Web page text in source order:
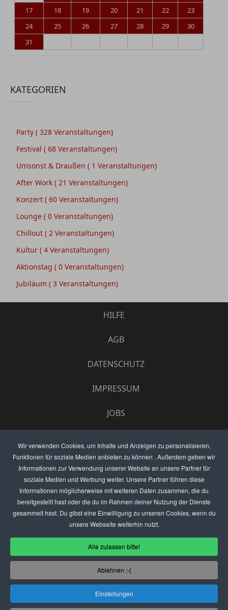
Wir verwenden Cookies, um Inhalte und Anzeigen zu personalisieren,
Funktionen für soziale Medien anbieten zu können . Außerdem geben wir
Informationen zur Verwendung unserer Website an unsere Partner für
soziale Medien und Werbung weiter. Unsere Partner führen diese
Informationen möglicherweise mit weiteren Daten zusammen, die du
bereitgestellt hast oder die du im Rahmen deiner Nutzung der Dienste
gesammelt hast. Du gibst eine Einwilligung zu unseren Cookies, wenn du
unsere Webseite weiterhin nutzt.
Alle zulassen bitte!
Ablehnen :-(
Einstellungen
17
18 19 20 21 22
23
24
25 26 27 28 29
30
31
KATEGORIEN
Party ( 328 Veranstaltungen)
Festival ( 68 Veranstaltungen)
Umsonst & Draußen ( 1 Veranstaltungen)
After Work ( 21 Veranstaltungen)
Konzert ( 60 Veranstaltungen)
Lounge ( 0 Veranstaltungen)
Chillout ( 2 Veranstaltungen)
Kultur ( 4 Veranstaltungen)
Aktionstag ( 0 Veranstaltungen)
Jubiläum ( 3 Veranstaltungen)
HILFE
AGB
DATENSCHUTZ
IMPRESSUM
JOBS
ANZEIGEN PREISE
BEWERTET UNS
KONTAKT
THEMENVORSCHLAG
DEIN LOKAL VORSTELLEN
USER